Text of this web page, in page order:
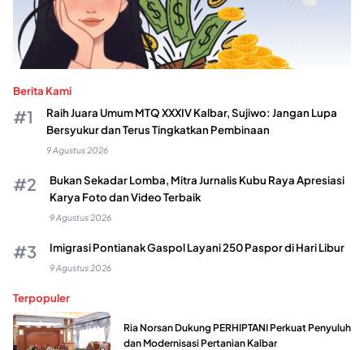
Berita Kami
Raih Juara Umum MTQ XXXIV Kalbar, Sujiwo: Jangan Lupa
Bersyukur dan Terus Tingkatkan Pembinaan
9 Agustus 2026
Bukan Sekadar Lomba, Mitra Jurnalis Kubu Raya Apresiasi
Karya Foto dan Video Terbaik
9 Agustus 2026
Imigrasi Pontianak Gaspol Layani 250 Paspor di Hari Libur
9 Agustus 2026
Terpopuler
Ria Norsan Dukung PERHIPTANI Perkuat Penyuluh
dan Modernisasi Pertanian Kalbar